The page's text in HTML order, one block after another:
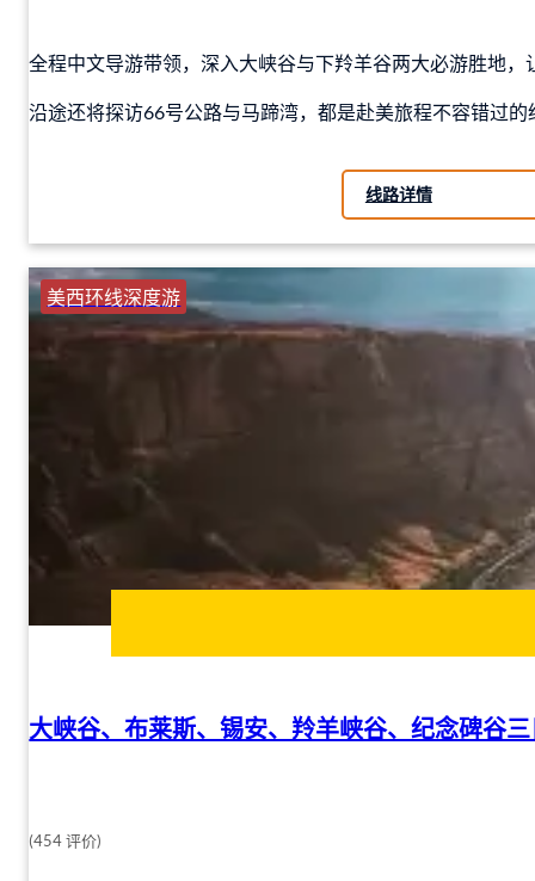
全程中文导游带领，深入大峡谷与下羚羊谷两大必游胜地
沿途还将探访66号公路与马蹄湾，都是赴美旅程不容错过的
线路详情
美西环线深度游
大峡谷、布莱斯、锡安、羚羊峡谷、纪念碑谷
(454 评价)